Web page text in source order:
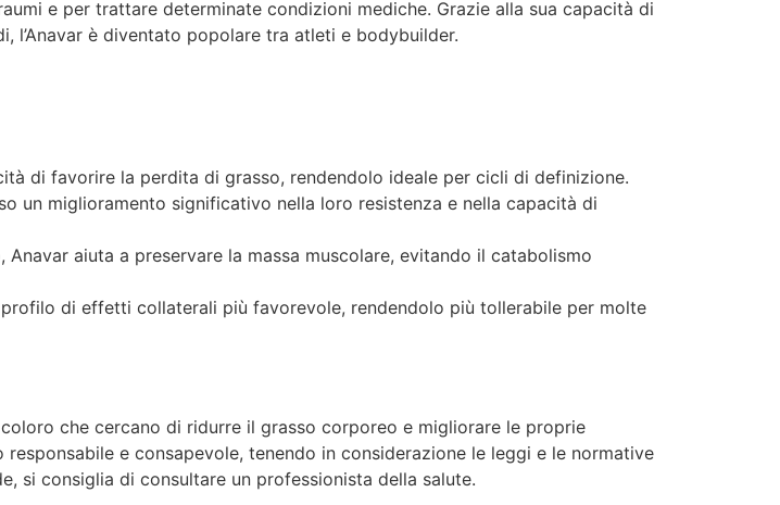
e per trattare determinate condizioni mediche. Grazie alla sua capacità di
è diventato popolare tra atleti e bodybuilder.
di favorire la perdita di grasso, rendendolo ideale per cicli di definizione.
un miglioramento significativo nella loro resistenza e nella capacità di
Anavar aiuta a preservare la massa muscolare, evitando il catabolismo
di effetti collaterali più favorevole, rendendolo più tollerabile per molte
che cercano di ridurre il grasso corporeo e migliorare le proprie
e consapevole, tenendo in considerazione le leggi e le normative
si consiglia di consultare un professionista della salute.